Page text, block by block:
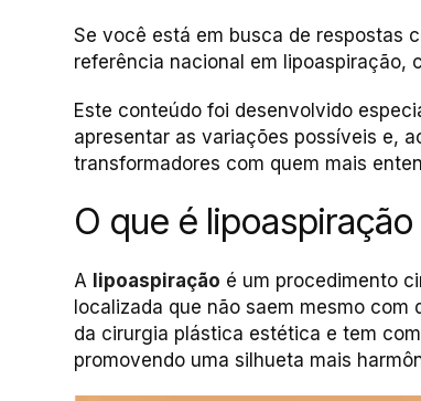
Se você está em busca de respostas
referência nacional em lipoaspiração,
Este conteúdo foi desenvolvido
apresentar as variações possíveis e,
transformadores com quem mais
O que é
A lipoaspiração é um procedimento
localizada que não saem mesmo
da cirurgia plástica estética e tem
promovendo uma silhueta mais